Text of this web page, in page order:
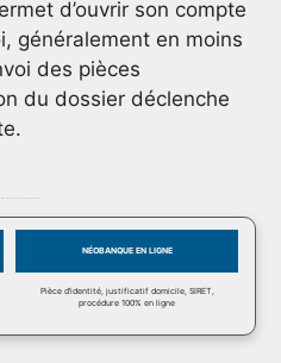
d’ouvrir son compte
généralement en moins
des pièces
du dossier déclenche
NÉOBANQUE EN LIGNE
Pièce d’identité, justificatif domicile, SIRET,
procédure 100% en ligne